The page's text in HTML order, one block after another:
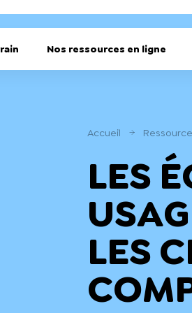
Nos ressources en ligne
Accueil
LES
LES